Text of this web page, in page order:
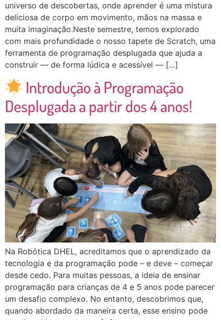
universo de descobertas, onde aprender é uma mistura
deliciosa de corpo em movimento, mãos na massa e
muita imaginação.Neste semestre, temos explorado
com mais profundidade o nosso tapete de Scratch, uma
ferramenta de programação desplugada que ajuda a
construir — de forma lúdica e acessível — […]
Introdução à Programação
Desplugada a partir dos 4 anos!
Na Robótica DHEL, acreditamos que o aprendizado da
tecnologia e da programação pode – e deve – começar
desde cedo. Para muitas pessoas, a ideia de ensinar
programação para crianças de 4 e 5 anos pode parecer
um desafio complexo. No entanto, descobrimos que,
quando abordado da maneira certa, esse ensino pode